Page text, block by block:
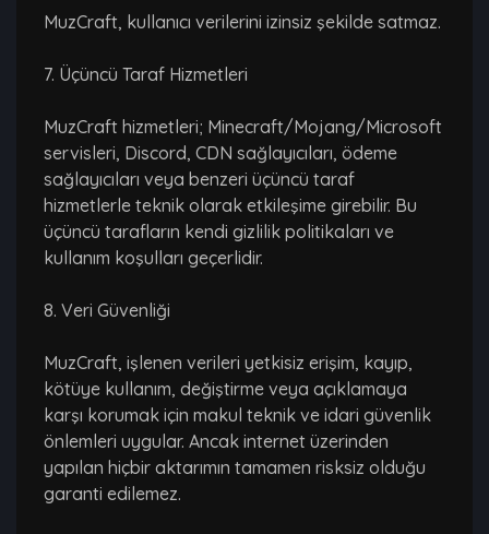
MuzCraft, kullanıcı verilerini izinsiz şekilde satmaz.
7. Üçüncü Taraf Hizmetleri
MuzCraft hizmetleri; Minecraft/Mojang/Microsoft
servisleri, Discord, CDN sağlayıcıları, ödeme
sağlayıcıları veya benzeri üçüncü taraf
hizmetlerle teknik olarak etkileşime girebilir. Bu
üçüncü tarafların kendi gizlilik politikaları ve
kullanım koşulları geçerlidir.
8. Veri Güvenliği
MuzCraft, işlenen verileri yetkisiz erişim, kayıp,
kötüye kullanım, değiştirme veya açıklamaya
karşı korumak için makul teknik ve idari güvenlik
önlemleri uygular. Ancak internet üzerinden
yapılan hiçbir aktarımın tamamen risksiz olduğu
garanti edilemez.